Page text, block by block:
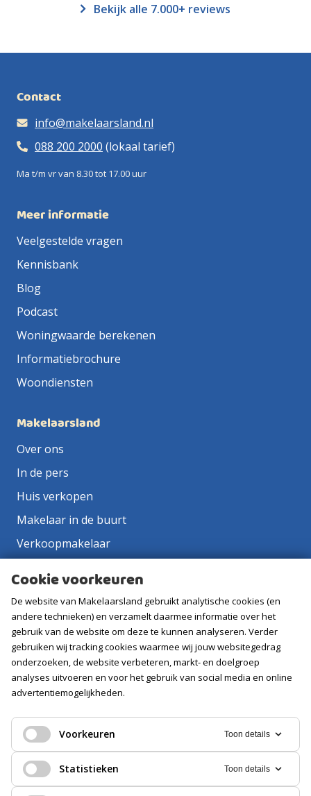
Bekijk alle 7.000+ reviews
Contact
info@makelaarsland.nl
088 200 2000 (lokaal tarief)
Ma t/m vr van 8.30 tot 17.00 uur
Meer informatie
Veelgestelde vragen
Kennisbank
Blog
Podcast
Woningwaarde berekenen
Informatiebrochure
Woondiensten
Makelaarsland
Over ons
In de pers
Huis verkopen
Makelaar in de buurt
Verkoopmakelaar
Vacatures
Volg ons
Cookie voorkeuren
De website van Makelaarsland gebruikt analytische cookies (en
andere technieken) en verzamelt daarmee informatie over het
gebruik van de website om deze te kunnen analyseren. Verder
gebruiken wij tracking cookies waarmee wij jouw websitegedrag
onderzoeken, de website verbeteren, markt- en doelgroep
analyses uitvoeren en voor het gebruik van social media en online
advertentiemogelijkheden.
Voorkeuren Toon details
Statistieken Toon details